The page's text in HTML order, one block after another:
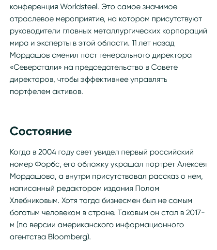
конференция Worldsteel. Это самое значимое
отраслевое мероприятие, на котором присутствуют
руководители главных металлургических корпораций
мира и эксперты в этой области. 11 лет назад
Мордашов сменил пост генерального директора
«Северстали» на председательство в Совете
директоров, чтобы эффективнее управлять
портфелем активов.
Состояние
Когда в 2004 году свет увидел первый российский
номер Форбс, его обложку украшал портрет Алексея
Мордашова, а внутри присутствовал рассказ о нем,
написанный редактором издания Полом
Хлебниковым. Хотя тогда бизнесмен был не самым
богатым человеком в стране. Таковым он стал в 2017-
м (по версии американского информационного
агентства Bloomberg).